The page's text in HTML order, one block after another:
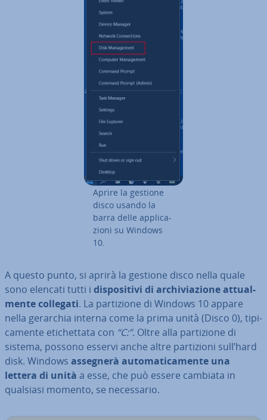
Aprire la gestione
disco usando la
barra delle ap­pli­ca­
zio­ni su Windows
10.
A questo punto, si aprirà la gestione disco nella quale
sono elencati tutti i di­spo­si­ti­vi di ar­chi­via­zio­ne at­tual­
men­te collegati. La par­ti­zio­ne di Windows 10 appare
nella gerarchia interna come la prima unità (Disco 0), ti­pi­
ca­men­te eti­chet­ta­ta con “C:”. Oltre alla par­ti­zio­ne di
sistema, possono esservi anche altre par­ti­zio­ni sull’hard
disk. Windows assegnerà au­to­ma­ti­ca­men­te una
lettera di unità a esse, che può essere cambiata in
qualsiasi momento, se ne­ces­sa­rio.